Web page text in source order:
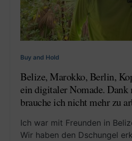
Buy and Hold
Belize, Marokko, Berlin,
ein digitaler Nomade. Dank
brauche ich nicht mehr zu
Ich war mit Freunden in
Wir haben den Dschungel